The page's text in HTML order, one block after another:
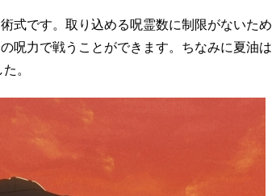
式です。取り込める呪霊数に制限がないため
呪力で戦うことができます。ちなみに夏油は
。